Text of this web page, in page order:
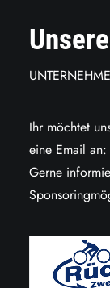
Ihr möchtet
eine Email an:
Gerne